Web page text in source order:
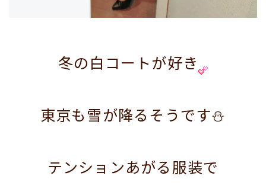
冬の白コートが好き
東京も雪が降るそうです⛄
テンションあがる服装で